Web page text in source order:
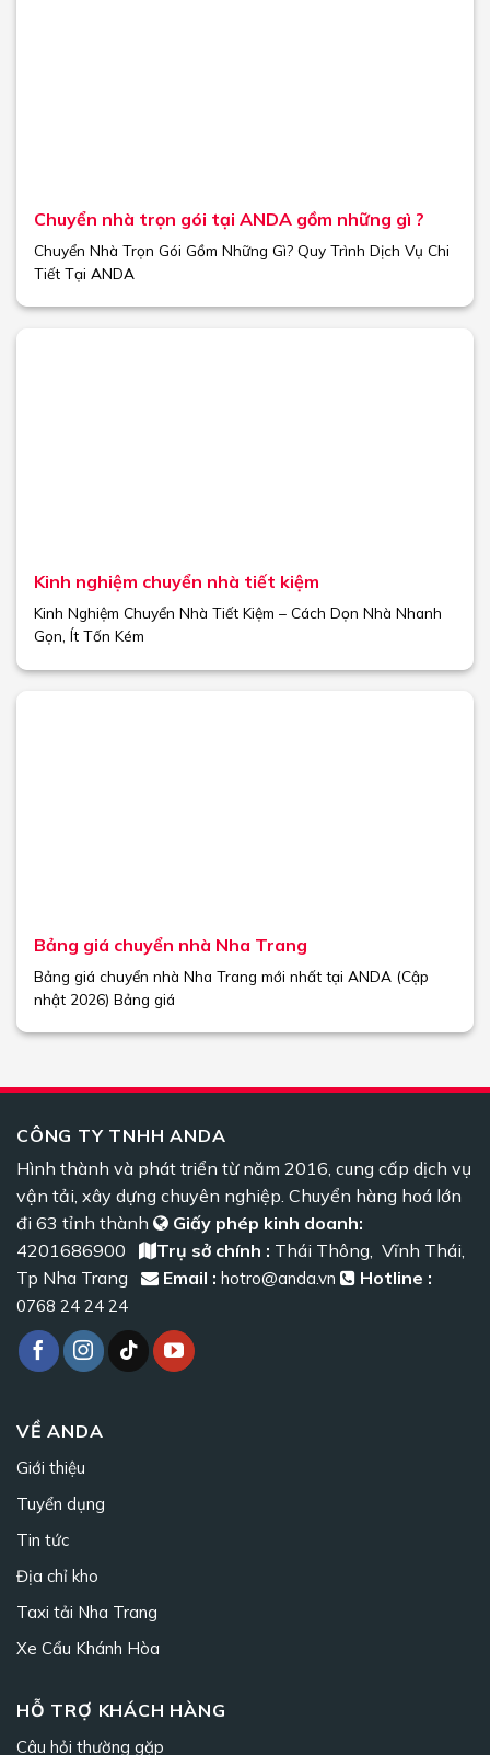
Chuyển nhà trọn gói tại ANDA gồm những gì ?
Chuyển Nhà Trọn Gói Gồm Những Gì? Quy Trình Dịch Vụ Chi
Tiết Tại ANDA
Kinh nghiệm chuyển nhà tiết kiệm
Kinh Nghiệm Chuyển Nhà Tiết Kiệm – Cách Dọn Nhà Nhanh
Gọn, Ít Tốn Kém
Bảng giá chuyển nhà Nha Trang
Bảng giá chuyển nhà Nha Trang mới nhất tại ANDA (Cập
nhật 2026) Bảng giá
CÔNG TY TNHH ANDA
Hình thành và phát triển từ năm 2016, cung cấp dịch vụ
vận tải, xây dựng chuyên nghiệp. Chuyển hàng hoá lớn
đi 63 tỉnh thành
Giấy phép kinh doanh:
4201686900
Trụ sở chính : Thái Thông, Vĩnh Thái,
Tp Nha Trang
Email : hotro@anda.vn Hotline :
0768 24 24 24
VỀ ANDA
Giới thiệu
Tuyển dụng
Tin tức
Địa chỉ kho
Taxi tải Nha Trang
Xe Cẩu Khánh Hòa
HỖ TRỢ KHÁCH HÀNG
Câu hỏi thường gặp